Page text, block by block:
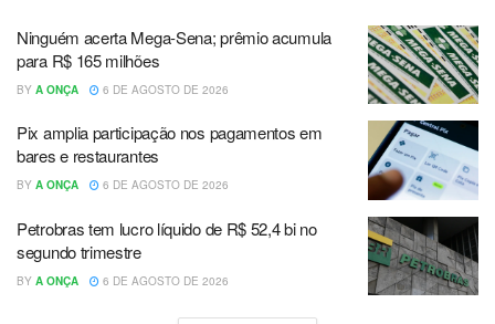
Ninguém acerta Mega-Sena; prêmio acumula
para R$ 165 milhões
BY A ONÇA 6 DE AGOSTO DE 2026
Pix amplia participação nos pagamentos em
bares e restaurantes
BY A ONÇA 6 DE AGOSTO DE 2026
Petrobras tem lucro líquido de R$ 52,4 bi no
segundo trimestre
BY A ONÇA 6 DE AGOSTO DE 2026